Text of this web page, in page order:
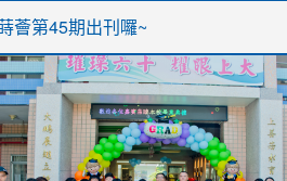
sites.google.com/stes.tyc.edu.tw/
sites.google.com/stes.tyc.edu.tw/
蒔薈第45期出刊囉~